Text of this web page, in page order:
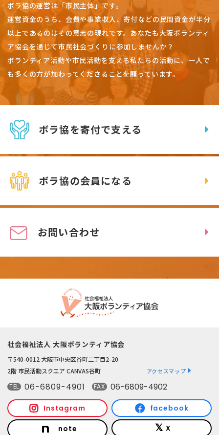
ボラ協の運営は「市民主体」です。
運営資金のうち、会費や事業収入、寄付などの民間資金が半分
以上であるのはその意志の現れです。 あなたも大阪ボランティ
ア協会を通じて市民社会づくりに参加しませんか？
ボランティア活動や市民活動を支える私たちの活動に、一人で
も多くの方が加わってくださることを願っています。
ボラ協を寄付で支える
ボラ協の会員になる
お問い合わせ
社会福祉法人 大阪ボランティア協会
〒540-0012 大阪市中央区谷町二丁目2-20
2階 市民活動スクエア CANVAS谷町
アクセスマップ
TEL 06-6809-4901 FAX 06-6809-4902
Instagram facebook
note X